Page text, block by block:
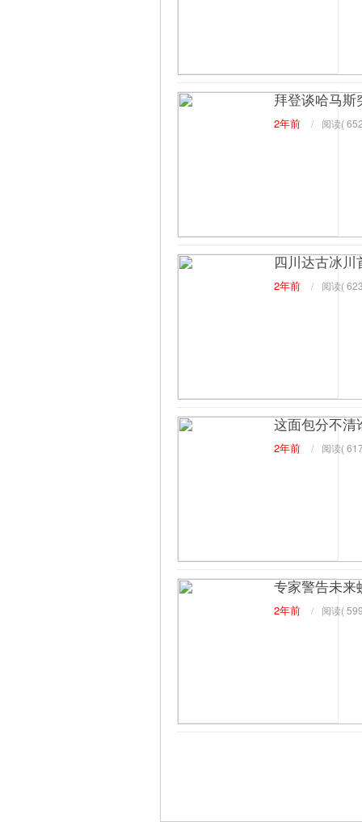
拜登谈哈马斯
2年前 / 阅读(
四川达古冰川
2年前 / 阅读(
这面包分不清
2年前 / 阅读(
专家警告未来
2年前 / 阅读(